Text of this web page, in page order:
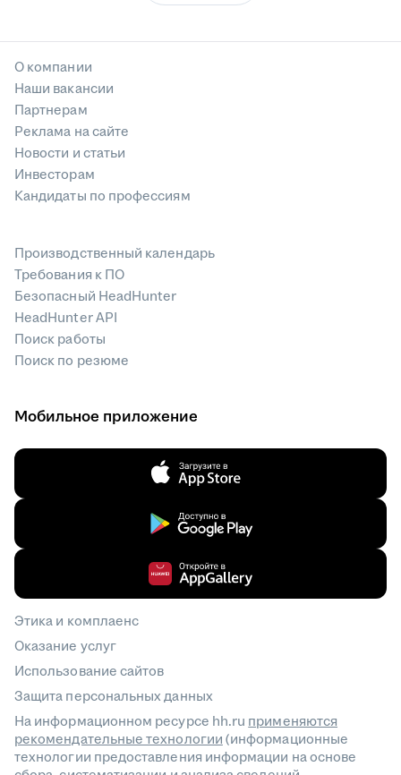
О компании
Наши вакансии
Партнерам
Реклама на сайте
Новости и статьи
Инвесторам
Кандидаты по профессиям
Производственный календарь
Требования к ПО
Безопасный HeadHunter
HeadHunter API
Поиск работы
Поиск по резюме
Мобильное приложение
Этика и комплаенс
Оказание услуг
Использование сайтов
Защита персональных данных
На информационном ресурсе hh.ru применяются
рекомендательные технологии(информационные
технологии предоставления информации на основе